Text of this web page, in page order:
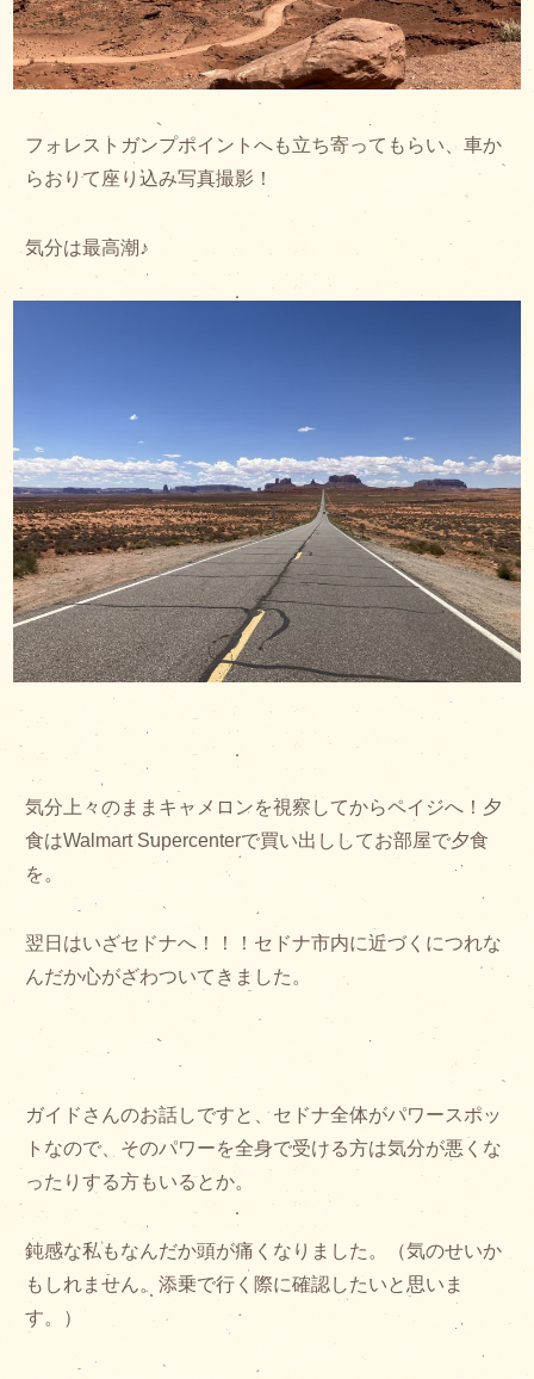
フォレストガンプポイントへも立ち寄ってもらい、車か
らおりて座り込み写真撮影！
気分は最高潮♪
気分上々のままキャメロンを視察してからペイジへ！夕
食はWalmart Supercenterで買い出ししてお部屋で夕食
を。
翌日はいざセドナへ！！！セドナ市内に近づくにつれな
んだか心がざわついてきました。
ガイドさんのお話しですと、セドナ全体がパワースポッ
トなので、そのパワーを全身で受ける方は気分が悪くな
ったりする方もいるとか。
鈍感な私もなんだか頭が痛くなりました。（気のせいか
もしれません。添乗で行く際に確認したいと思いま
す。）